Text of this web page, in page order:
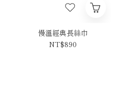
慢溫經典長絲巾
NT$890